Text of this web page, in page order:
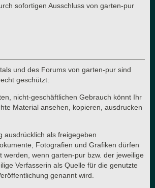
sofortigen Ausschluss von garten-pur
und des Forums von garten-pur sind
geschützt:
nicht-geschäftlichen Gebrauch könnt Ihr
Material ansehen, kopieren, ausdrucken
ausdrücklich als freigegeben
Fotografien und Grafiken dürfen
werden, wenn garten-pur bzw. der jeweilige
Verfasserin als Quelle für die genutzte
genannt wird.